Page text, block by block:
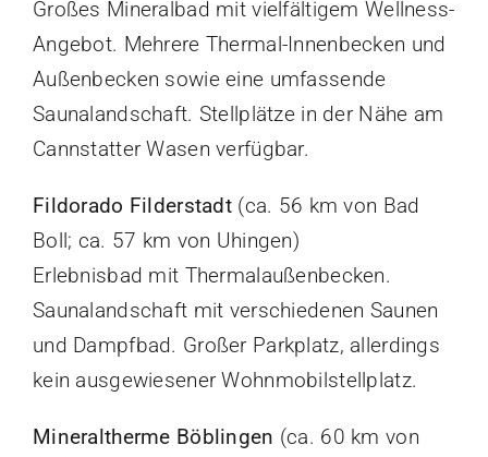
Großes Mineralbad mit vielfältigem Wellness-
Angebot. Mehrere Thermal-Innenbecken und
Außenbecken sowie eine umfassende
Saunalandschaft. Stellplätze in der Nähe am
Cannstatter Wasen verfügbar.
Fildorado Filderstadt(ca. 56 km von Bad
Boll; ca. 57 km von Uhingen)
Erlebnisbad mit Thermalaußenbecken.
Saunalandschaft mit verschiedenen Saunen
und Dampfbad. Großer Parkplatz, allerdings
kein ausgewiesener Wohnmobilstellplatz.
Mineraltherme Böblingen (ca. 60 km von